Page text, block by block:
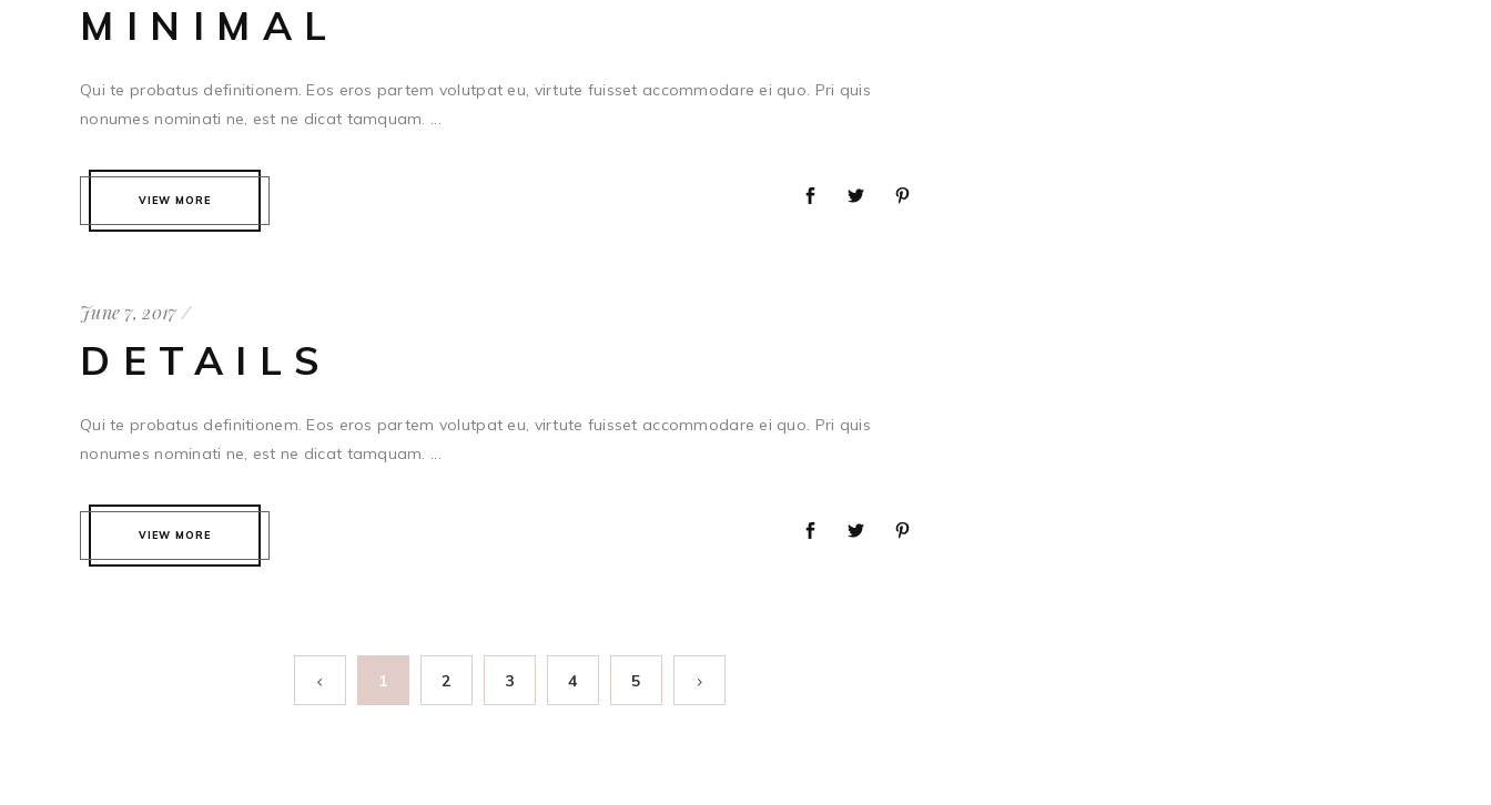
MINIMAL
Qui te probatus definitionem. Eos eros partem volutpat eu, virtute fuisset accommodare ei quo. Pri quis
nonumes nominati ne, est ne dicat tamquam. ...
VIEW MORE
June 7, 2017
DETAILS
Qui te probatus definitionem. Eos eros partem volutpat eu, virtute fuisset accommodare ei quo. Pri quis
nonumes nominati ne, est ne dicat tamquam. ...
VIEW MORE
1 2 3 4 5